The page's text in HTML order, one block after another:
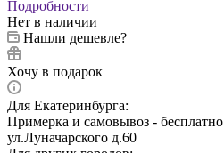
Подробности
Нет в наличии
Нашли дешевле?
Хочу в подарок
Для Екатеринбурга:
Примерка и самовывоз - бесплатно
ул.Луначарского д.60